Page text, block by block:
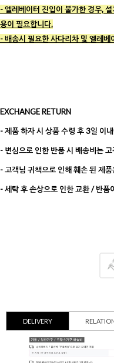
- 엘레베이터 진입이 불가한 경우,
용이 필요합니다.
- 배송시 필요한 사다리차 및 엘레
EXCHANGE RETURN
- 제품 하자 시 상품 수령 후 3일 이
- 변심으로 인한 반품 시 배송비는
- 고객님 귀책으로 인해 훼손 된 제
- 세탁 후 손상으로 인한 교환 / 반품
DELIVERY